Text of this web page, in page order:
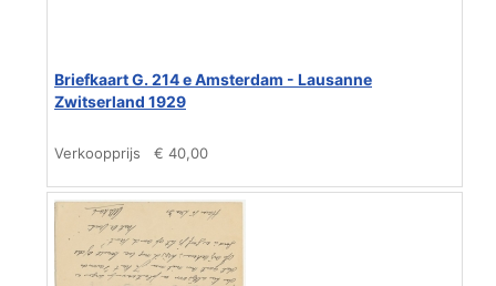
Briefkaart G. 214 e Amsterdam - Lausanne
Zwitserland 1929
Verkoopprijs € 40,00